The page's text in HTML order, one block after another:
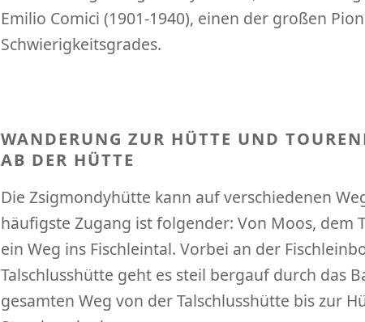
Emilio Comici (1901-1940), einen der großen
Schwierigkeitsgrades.
WANDERUNG ZUR HÜTTE UND
AB DER HÜTTE
Die Zsigmondyhütte kann auf verschiedenen
häufigste Zugang ist folgender: Von Moos, dem
ein Weg ins Fischleintal. Vorbei an der
Talschlusshütte geht es steil bergauf durch das
gesamten Weg von der Talschlusshütte bis zur